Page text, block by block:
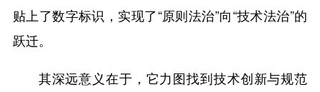
贴上了数字标识，实现了“原则法治”向“技术法治”的
跃迁。
其深远意义在于，它力图找到技术创新与规范